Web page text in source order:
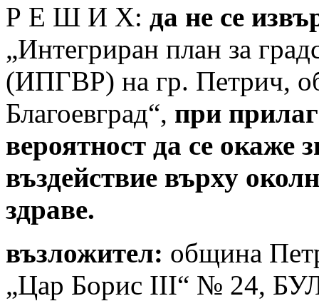
Р Е Ш И Х: да не се
„Интегриран план за
(ИПГВР) на гр. Петрич,
Благоевград“, при
вероятност да се окаже
въздействие върху
здраве.
възложител: община
„Цар Борис ІІІ“ № 24,